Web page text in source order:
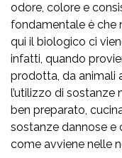
odore, colore e
fondamentale è che
qui il biologico ci
infatti, quando
prodotta, da animali
l’utilizzo di sostanze
ben preparato,
sostanze dannose e
come avviene nelle